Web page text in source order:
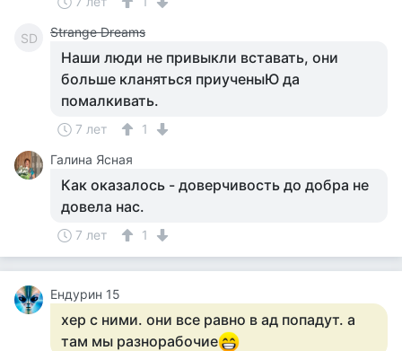
SD Strange Dreams
Наши люди не привыкли вставать, они
больше кланяться приученыЮ да
помалкивать.
7 лет
1
Галина Ясная
Как оказалось - доверчивость до добра не
довела нас.
7 лет 1
Ендурин 15
хер с ними. они все равно в ад попадут. а
там мы разнорабочие